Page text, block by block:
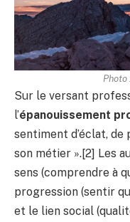
Photo
Sur le versant
l’épanouissement
sentiment d’éclat, de
son métier ».[2] Les
sens (comprendre à
progression (sentir
et le lien social